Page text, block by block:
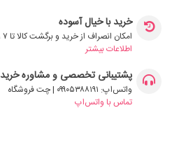
خرید با خیال آسوده
امکان انصراف از خرید و برگشت کالا تا ۷ روز
اطلاعات بیشتر
پشتیبانی تخصصی و مشاوره خرید
واتس‌اپ: ۰۹۹۰۵۳۸۸۱۹۱ | چت فروشگاه
تماس با واتس‌اپ